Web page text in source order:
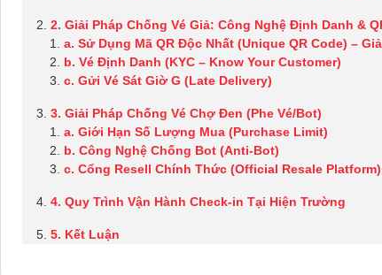
2. Giải Pháp Chống Vé Giả: Công Nghệ Định Danh &
a. Sử Dụng Mã QR Độc Nhất (Unique QR Code) –
b. Vé Định Danh (KYC – Know Your Customer)
c. Gửi Vé Sát Giờ G (Late Delivery)
3. Giải Pháp Chống Vé Chợ Đen (Phe Vé/Bot)
a. Giới Hạn Số Lượng Mua (Purchase Limit)
b. Công Nghệ Chống Bot (Anti-Bot)
c. Cổng Resell Chính Thức (Official Resale Platform)
4. Quy Trình Vận Hành Check-in Tại Hiện Trường
5. Kết Luận